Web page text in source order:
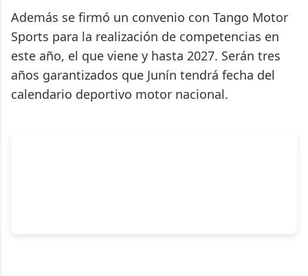
Además se firmó un convenio con Tango Motor
Sports para la realización de competencias en
este año, el que viene y hasta 2027. Serán tres
años garantizados que Junín tendrá fecha del
calendario deportivo motor nacional.